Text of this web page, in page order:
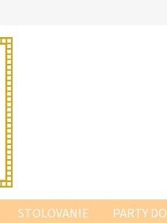
STOLOVANIE PARTY